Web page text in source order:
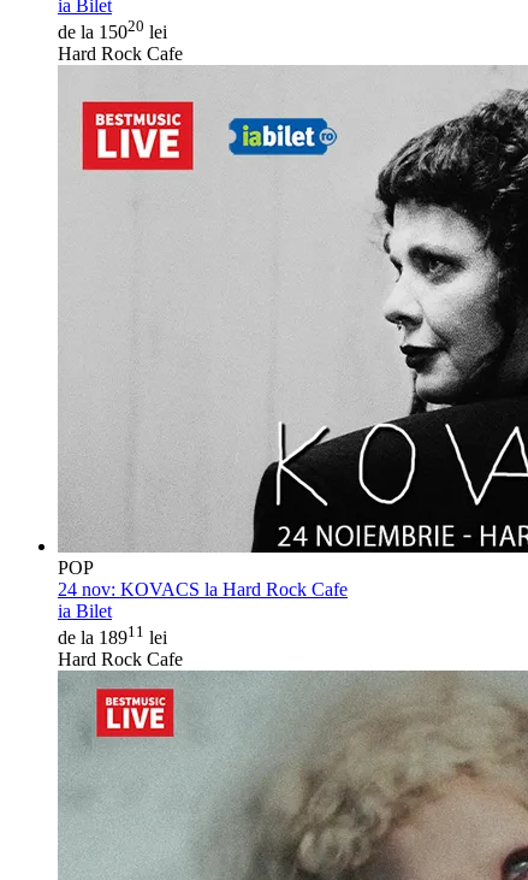
ia Bilet
de la 15020 lei
Hard Rock Cafe
POP
24 nov: KOVACS la Hard Rock Cafe
ia Bilet
de la 18911 lei
Hard Rock Cafe